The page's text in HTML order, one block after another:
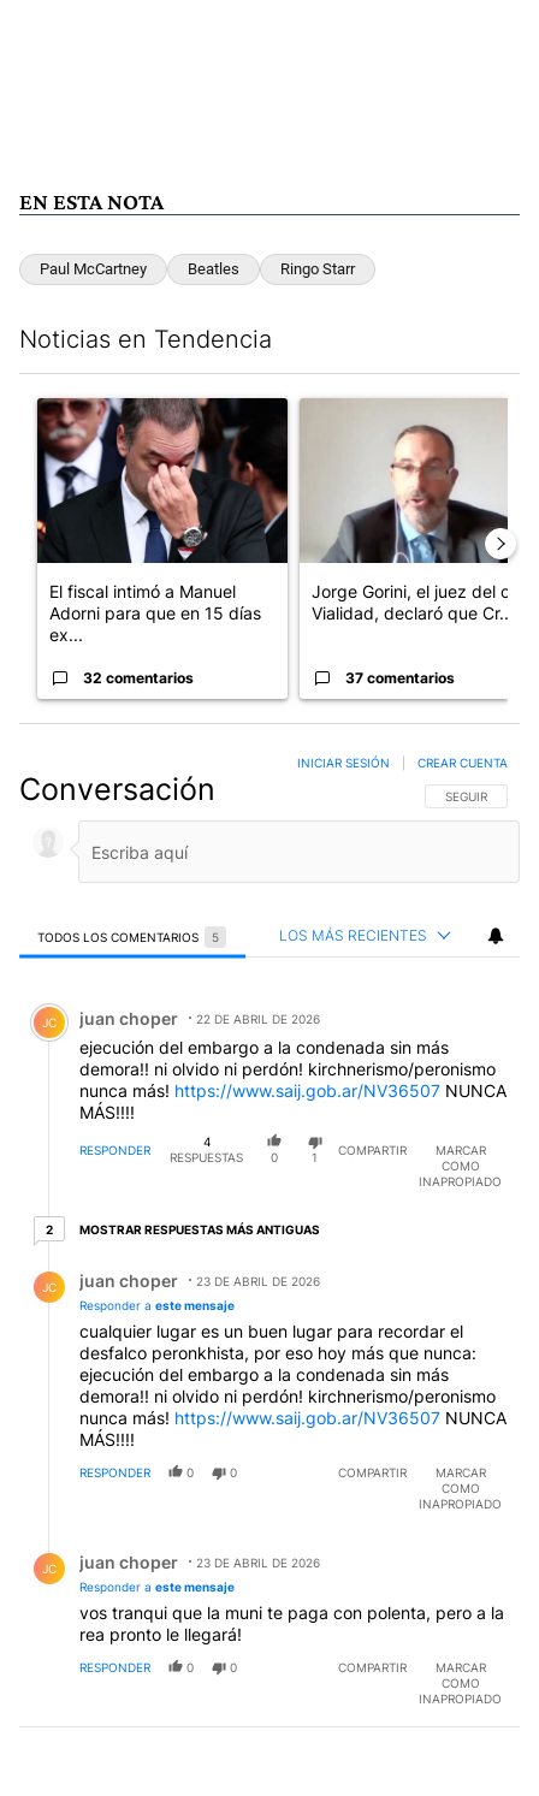
EN ESTA NOTA
Paul McCartney Beatles Ringo Starr
Noticias en Tendencia
Un artículo de tendencia con el título "El fiscal intimó a
El fiscal intimó a Manuel
Adorni para que en 15 días
ex...
32 comentarios
Jorge Gorini, el juez del caso
Vialidad, declaró que Cr...
37 comentarios
Conversación SIGA ESTA
SEGUIR
INICIAR SESIÓN CREAR CUENTA
TODOS LOS COMENTARIOS 5 LOS MÁS RECIENTES
Comentario de juan choper.
JC juan choper 22 DE ABRIL DE 2026
ejecución del embargo a la condenada sin más
demora!! ni olvido ni perdón! kirchnerismo/peronismo
nunca más! https://www.saij.gob.ar/NV36507 NUNCA
MÁS!!!!
RESPONDER
4
RESPUESTAS
0 1
COMPARTIR
MARCAR
COMO
INAPROPIADO
22 respuestas más antiguas
MOSTRAR RESPUESTAS MÁS ANTIGUAS
JC juan choper
23 DE ABRIL DE 2026
Responder a este mensaje
cualquier lugar es un buen lugar para recordar el
desfalco peronkhista, por eso hoy más que nunca:
ejecución del embargo a la condenada sin más
demora!! ni olvido ni perdón! kirchnerismo/peronismo
nunca más! https://www.saij.gob.ar/NV36507 NUNCA
MÁS!!!!
RESPONDER 0 0 COMPARTIR
MARCAR
COMO
INAPROPIADO
JC juan choper
23 DE ABRIL DE 2026
Responder a este mensaje
vos tranqui que la muni te paga con polenta, pero a la
rea pronto le llegará!
RESPONDER 0 0 COMPARTIR
MARCAR
COMO
INAPROPIADO